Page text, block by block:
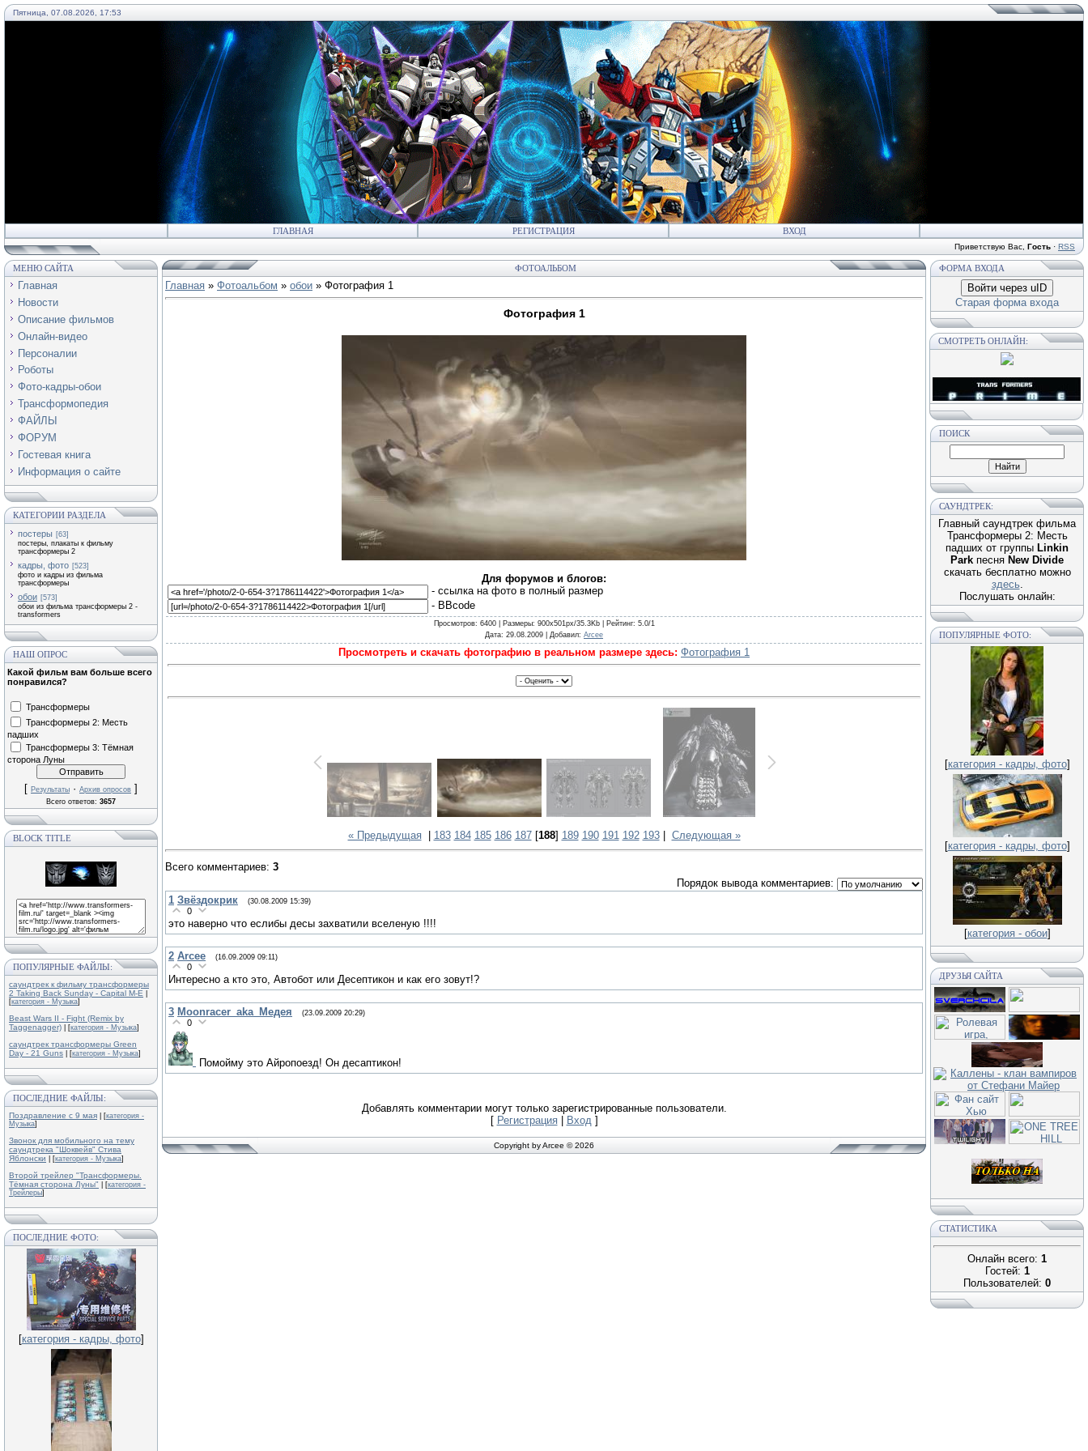
Пятница, 07.08.2026, 17:53
ГЛАВНАЯ РЕГИСТРАЦИЯ ВХОД
Приветствую Вас Гость · RSS
МЕНЮ САЙТА
Главная
Новости
Описание фильмов
Онлайн-видео
Персоналии
Роботы
Фото-кадры-обои
Трансформопедия
ФАЙЛЫ
ФОРУМ
Гостевая книга
Информация о сайте
КАТЕГОРИИ РАЗДЕЛА
постеры [63]
постеры, плакаты к фильму
трансформеры 2
кадры, фото [523]
фото и кадры из фильма
трансформеры
обои [573]
обои из фильма трансформеры 2 -
transformers
НАШ ОПРОС
Какой фильм вам больше всего
понравился?
Трансформеры
Трансформеры 2: Месть
падших
Трансформеры 3: Тёмная
сторона Луны
[ Результаты · Архив опросов ]
Всего ответов: 3657
BLOCK TITLE
ПОПУЛЯРНЫЕ ФАЙЛЫ:
саундтрек к фильму трансформеры
2 Taking Back Sunday - Capital M-E
[категория - Музыка]
Beast Wars II - Fight (Remix by
Taggenagger)
| [категория - Музыка]
саундтрек трансформеры Green
Day - 21 Guns
| [категория - Музыка]
ПОСЛЕДНИЕ ФАЙЛЫ:
Поздравление с 9 мая | [категория -
Музыка]
Звонок для мобильного на тему
саундтрека "Шоквейв" Стива
Яблонски
| [категория - Музыка]
Второй трейлер "Трансформеры.
Тёмная сторона Луны"
| [категория -
Трейлеры]
ПОСЛЕДНИЕ ФОТО:
[категория - кадры, фото]
ФОТОАЛЬБОМ
Главная » Фотоальбом » обои » Фотография 1
Фотография 1
Для форумов и блогов:
- cсылка на фото в полный размер
- BBcode
Просмотров: 6400 | Размеры: 900x501px/35.3Kb | Рейтинг: 5.0/1
Дата: 29.08.2009 | Добавил: Arcee
Просмотреть и скачать фотографию в реальном размере здесь: Фотография 1
« Предыдущая| 183 184 185 186 187[188] 189 190 191 192 193| Следующая »
Всего комментариев: 3
Порядок вывода комментариев:
1 Звёздокрик (30.08.2009 15:39)
0
это наверно что еслибы десы захватили вселеную !!!!
2 Arcee (16.09.2009 09:11)
0
Интересно а кто это, Автобот или Десептикон и как его зовут!?
3 Moonracer_aka_Медея (23.09.2009 20:29)
0
Помойму это Айропоезд! Он десаптикон!
Добавлять комментарии могут только зарегистрированные пользователи.
[ Регистрация| Вход]
Copyright by Arcee © 2026
ФОРМА ВХОДА
Войти через uID
Старая форма входа
СМОТРЕТЬ ОНЛАЙН:
ПОИСК
САУНДТРЕК:
Главный саундтрек фильма
Трансформеры 2: Месть
падших от группы Linkin
Park песня New Divide
скачать бесплатно можно
здесь.
Послушать онлайн:
ПОПУЛЯРНЫЕ ФОТО:
[категория - кадры, фото]
[категория - кадры, фото]
[категория - обои]
ДРУЗЬЯ САЙТА
СТАТИСТИКА
Онлайн всего: 1
Гостей: 1
Пользователей: 0